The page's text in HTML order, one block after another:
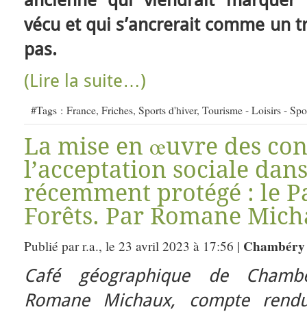
vécu et qui s’ancrerait comme un
pas.
(Lire la suite…)
#Tags : France, Friches, Sports d'hiver, Tourisme - Loisirs -
La mise en œuvre des
l’acceptation sociale
récemment protégé : le
Forêts. Par Romane
Publié par r.a., le 23 avril 2023 à 17:56 |
Café géographique de
Romane Michaux, compte